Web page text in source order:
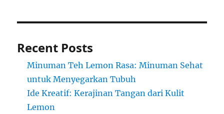
Recent Posts
Minuman Teh Lemon Rasa: Minuman Sehat
untuk Menyegarkan Tubuh
Ide Kreatif: Kerajinan Tangan dari Kulit
Lemon